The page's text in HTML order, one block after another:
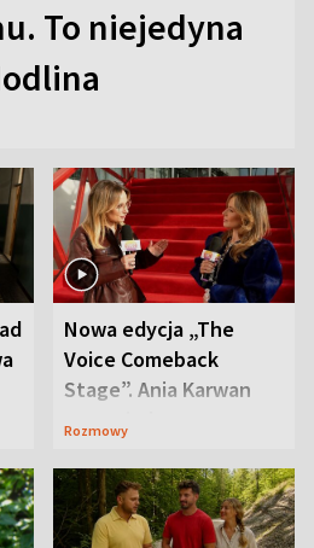
To niejedyna
Nowa edycja „The
Voice Comeback
Stage”. Ania Karwan
zapowiada
Rozmowy